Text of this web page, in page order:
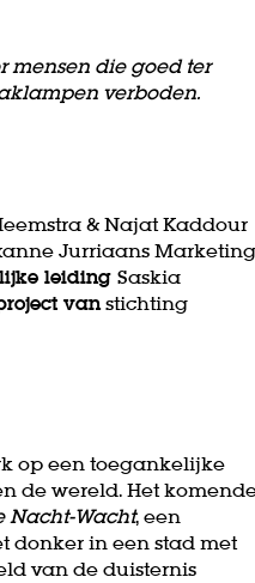
mensen die goed ter
verboden.
& Najat Kaddour
Jurriaans Marketing
leiding Saskia
vanstichting
op een toegankelijke
de wereld. Het
Nacht-Wacht, een
donker in een stad met
van de duisternis